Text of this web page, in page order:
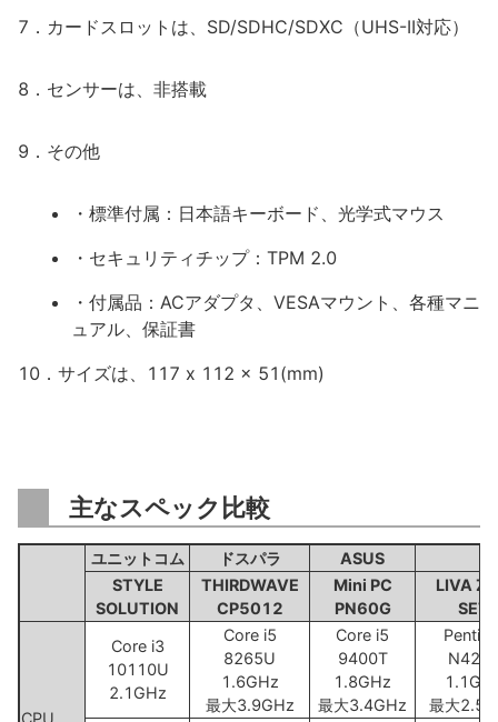
7．カードスロットは、SD/SDHC/SDXC（UHS-II対応）
8．センサーは、非搭載
9．その他
・標準付属：日本語キーボード、光学式マウス
・セキュリティチップ：TPM 2.0
・付属品：ACアダプタ、VESAマウント、各種マニ
ュアル、保証書
10．サイズは、117 x 112 x 51(mm)
主なスペック比較
ユニットコム ドスパラ
ASUS
STYLE
SOLUTION
THIRDWAVE
CP5012
Mini PC
PN60G
LIVA Z
SET
CPU
Core i3
10110U
2.1GHz
Core i5
8265U
1.6GHz
最大3.9GHz
Core i5
9400T
1.8GHz
最大3.4GHz
最大